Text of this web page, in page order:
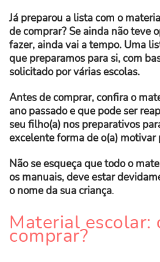
Já preparou a lista com o
de comprar? Se ainda não teve
fazer, ainda vai a tempo. Uma
que preparamos para si, com
solicitado por várias escolas.
Antes de comprar, confira o
ano passado e que pode ser
seu filho(a) nos preparativos
excelente forma de o(a) motivar
Não se esqueça que todo o
os manuais, deve estar
o nome da sua criança.
Material escolar:
comprar?